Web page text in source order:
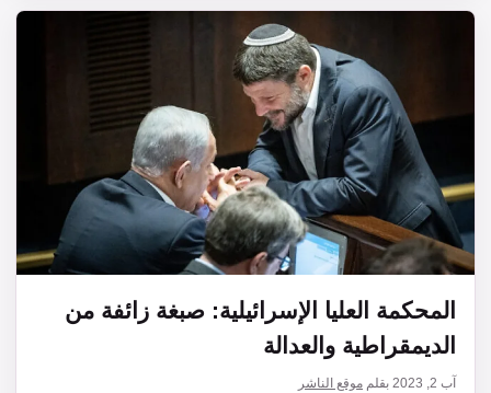
المحكمة العليا الإسرائيلية: صبغة زائفة من
الديمقراطية والعدالة
آب 2, 2023 بقلم موقع الناشر